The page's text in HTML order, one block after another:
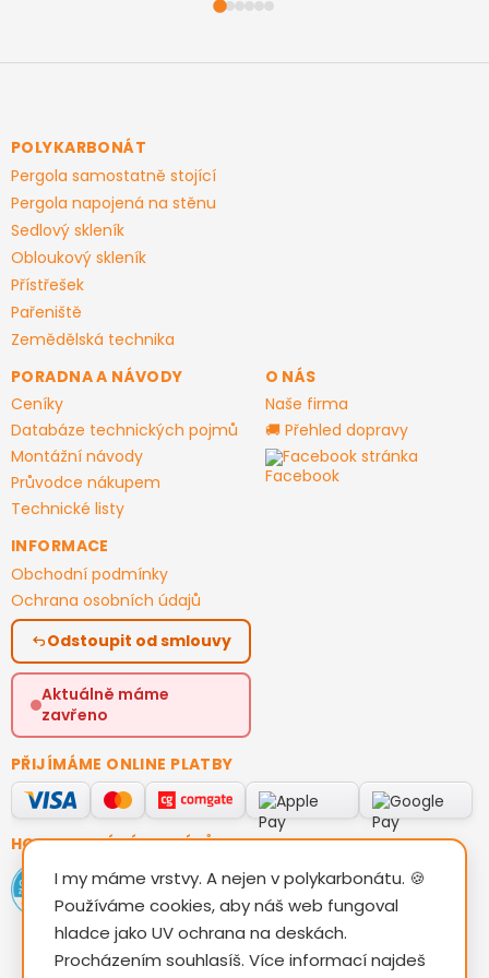
Z
aPOLYKARBONÁT
Pergola samostatně stojící
Pergola napojená na stěnu
Sedlový skleník
Obloukový skleník
Přístřešek
Pařeniště
Zemědělská technika
PORADNA A NÁVODY
Ceníky
Databáze technických pojmů
Montážní návody
Průvodce nákupem
Technické listy
O NÁS
Naše firma
🚚 Přehled dopravy
Facebook stránka
INFORMACE
Obchodní podmínky
Ochrana osobních údajů
Odstoupit od smlouvy
Aktuálně máme
zavřeno
PŘIJÍMÁME ONLINE PLATBY
HODNOCENÍ ZÁKAZNÍKŮ
I my máme vrstvy. A nejen v polykarbonátu. 🍪
Používáme cookies, aby náš web fungoval
hladce jako UV ochrana na deskách.
Procházením souhlasíš. Více informací najdeš